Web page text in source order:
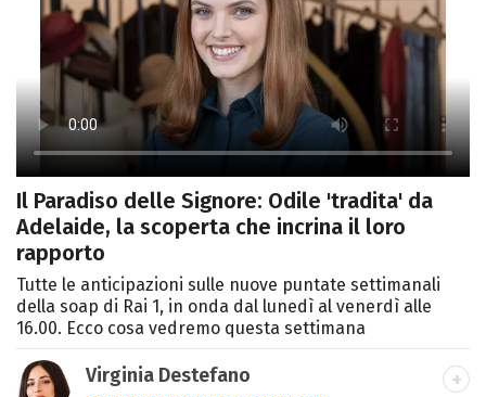
Il Paradiso delle Signore: Odile 'tradita' da
Adelaide, la scoperta che incrina il loro
rapporto
Tutte le anticipazioni sulle nuove puntate settimanali
della soap di Rai 1, in onda dal lunedì al venerdì alle
16.00. Ecco cosa vedremo questa settimana
Virginia Destefano